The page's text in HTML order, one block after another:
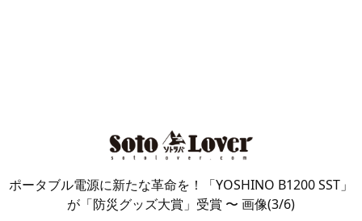
ポータブル電源に新たな革命を！「YOSHINO B1200 SST」
が「防災グッズ大賞」受賞 〜 画像(3/6)